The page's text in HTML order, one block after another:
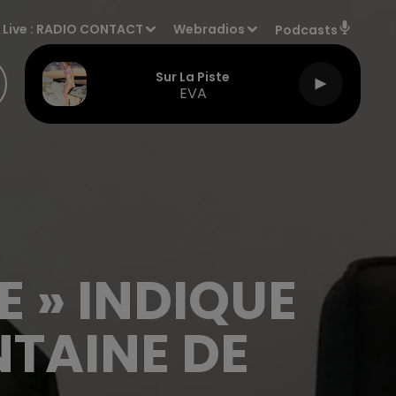
Live : RADIO CONTACT Webradios Podcasts
Sur La Piste
EVA
» INDIQUE
DE